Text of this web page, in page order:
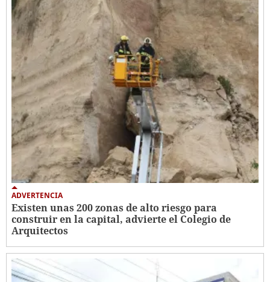
ADVERTENCIA
Existen unas 200 zonas de alto riesgo para
construir en la capital, advierte el Colegio de
Arquitectos